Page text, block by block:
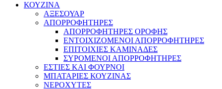
ΚΟΥΖΙΝΑ
ΑΞΕΣΟΥΑΡ
ΑΠΟΡΡΟΦΗΤΗΡΕΣ
ΑΠΟΡΡΟΦΗΤΗΡΕΣ ΟΡΟΦΗΣ
ΕΝΤΟΙΧΙΖΟΜΕΝΟΙ ΑΠΟΡΡΟΦΗΤΗΡΕΣ
ΕΠΙΤΟΙΧΙΕΣ ΚΑΜΙΝΑΔΕΣ
ΣΥΡΟΜΕΝΟΙ ΑΠΟΡΡΟΦΗΤΗΡΕΣ
ΕΣΤΙΕΣ ΚΑΙ ΦΟΥΡΝΟΙ
ΜΠΑΤΑΡΙΕΣ ΚΟΥΖΙΝΑΣ
ΝΕΡΟΧΥΤΕΣ